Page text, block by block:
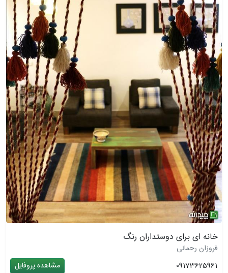
خانه ای برای دوستداران رنگ
فروزان رحمانی
09173625961
مشاهده پروفایل